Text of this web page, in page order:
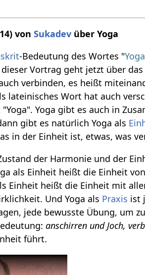
vonSukadev über Yoga
-Bedeutung des Wortes "Yoga
dieser Vortrag geht jetzt über
verbinden, es heißt
lateinisches Wort hat auch
Yoga gibt es auch in
gibt es natürlich Yoga als
in der Einheit ist, etwas, was
der Harmonie und der
als Einheit heißt die Einheit von
Einheit heißt die Einheit mit
Und Yoga als Praxis ist
jede bewusste Übung, um
anschirren und Joch,
führt.